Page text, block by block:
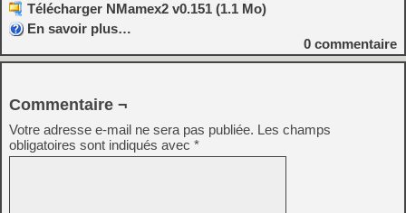
Télécharger NMamex2 v0.151 (1.1 Mo)
En savoir plus…
0 commentaire
Commentaire ¬
Votre adresse e-mail ne sera pas publiée. Les champs
obligatoires sont indiqués avec *